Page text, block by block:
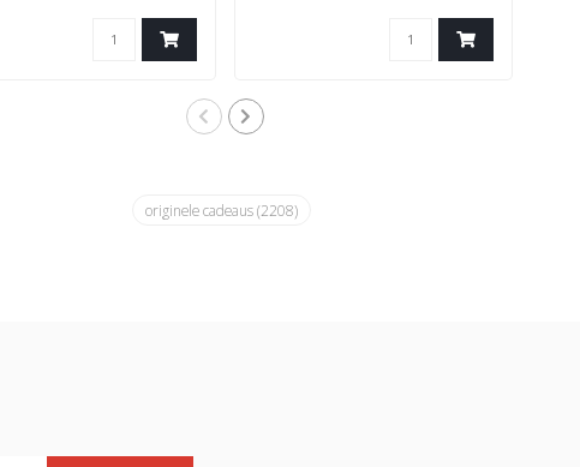
originele cadeaus(2208)